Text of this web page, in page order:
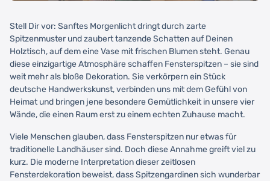
Stell Dir vor: Sanftes Morgenlicht dringt durch zarte
Spitzenmuster und zaubert tanzende Schatten auf Deinen
Holztisch, auf dem eine Vase mit frischen Blumen steht. Genau
diese einzigartige Atmosphäre schaffen Fensterspitzen – sie sind
weit mehr als bloße Dekoration. Sie verkörpern ein Stück
deutsche Handwerkskunst, verbinden uns mit dem Gefühl von
Heimat und bringen jene besondere Gemütlichkeit in unsere vier
Wände, die einen Raum erst zu einem echten Zuhause macht.
Viele Menschen glauben, dass Fensterspitzen nur etwas für
traditionelle Landhäuser sind. Doch diese Annahme greift viel zu
kurz. Die moderne Interpretation dieser zeitlosen
Fensterdekoration beweist, dass Spitzengardinen sich wunderbar